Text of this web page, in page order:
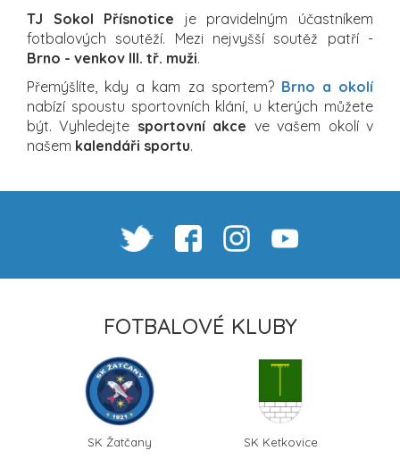
TJ Sokol Přísnotice je pravidelným účastníkem
fotbalových soutěží. Mezi nejvyšší soutěž patří -
Brno - venkov III. tř. muži.
Přemýšlíte, kdy a kam za sportem? Brno a okolí
nabízí spoustu sportovních klání, u kterých můžete
být. Vyhledejte sportovní akce ve vašem okolí v
našem kalendáři sportu.
FOTBALOVÉ KLUBY
SK Žatčany SK Ketkovice